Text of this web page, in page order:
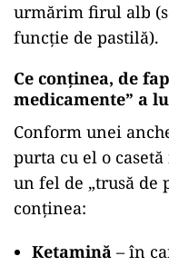
urmărim firul alb
funcție de pastilă).
Ce conținea, de
medicamente” a
Conform unei
purta cu el o
un fel de „trusă de
conținea:
Ketamină – în